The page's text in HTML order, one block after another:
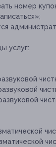
номер
услуг: